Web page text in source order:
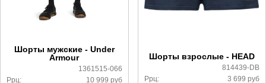
Более детально с условиями доставки и оплаты можно
Шорты мужские - Under
Armour
1361515-066
Ррц:
10 999 руб
Шорты взрослые - HEAD
814439-DB
Ррц:
3 699 руб